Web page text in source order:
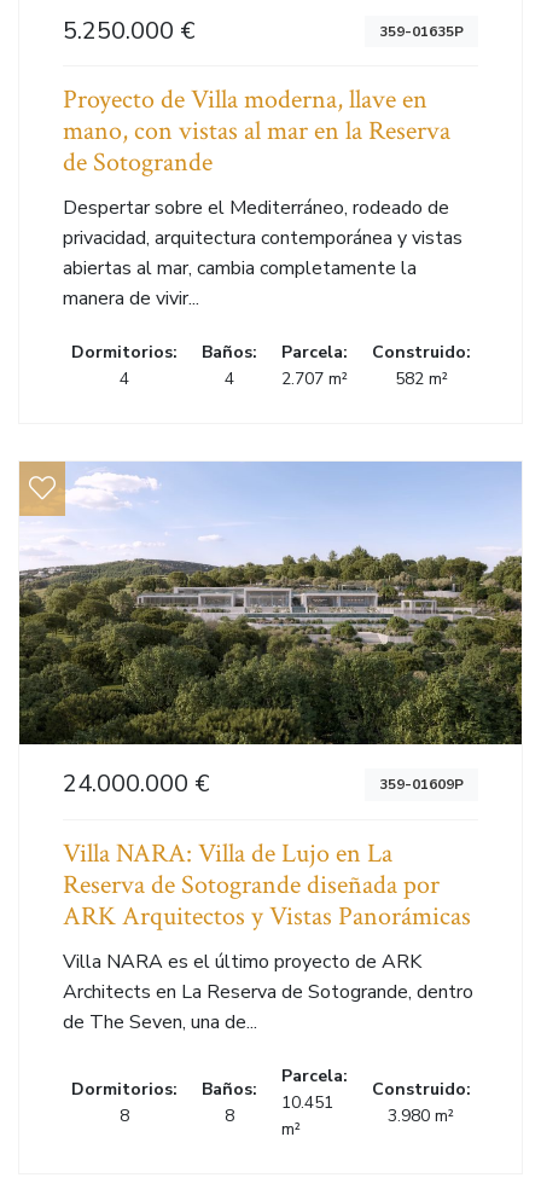
5.250.000 € 359-01635P
Proyecto de Villa moderna, llave en
mano, con vistas al mar en la Reserva
de Sotogrande
Despertar sobre el Mediterráneo, rodeado de
privacidad, arquitectura contemporánea y vistas
abiertas al mar, cambia completamente la
manera de vivir...
Dormitorios:
4
Baños:
4
Parcela:
2.707 m²
Construido:
582 m²
24.000.000 € 359-01609P
Villa NARA: Villa de Lujo en La
Reserva de Sotogrande diseñada por
ARK Arquitectos y Vistas Panorámicas
Villa NARA es el último proyecto de ARK
Architects en La Reserva de Sotogrande, dentro
de The Seven, una de...
Dormitorios:
8
Baños:
8
Parcela:
10.451
m²
Construido:
3.980 m²